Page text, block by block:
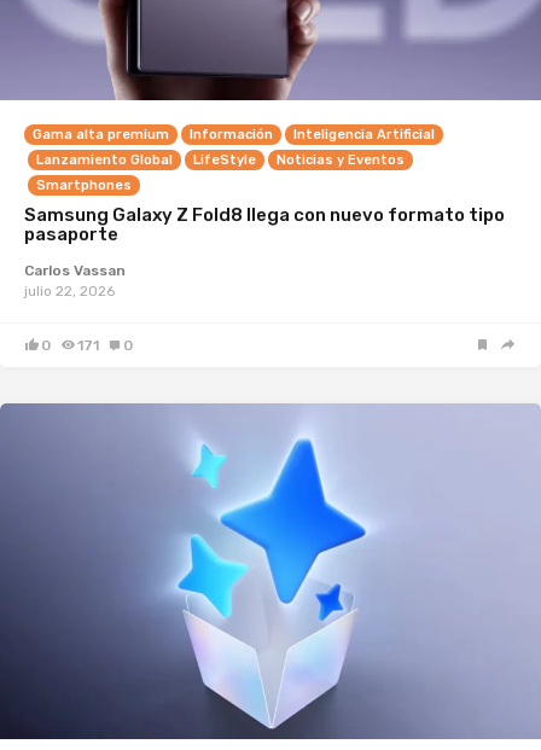
Gama alta premium Información
Inteligencia Artificial
Lanzamiento Global
LifeStyle
Noticias y Eventos
Smartphones
Samsung Galaxy Z Fold8 llega con nuevo formato tipo
pasaporte
Carlos Vassan
julio 22, 2026
0 171 0